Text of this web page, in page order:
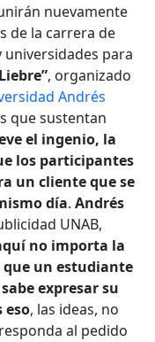
nuevamente
de la carrera de
universidades para
, organizado
Andrés
que sustentan
el ingenio, la
los participantes
un cliente que se
día.Andrés
UNAB,
no importa la
que un estudiante
expresar su
eso, las ideas, no
al pedido